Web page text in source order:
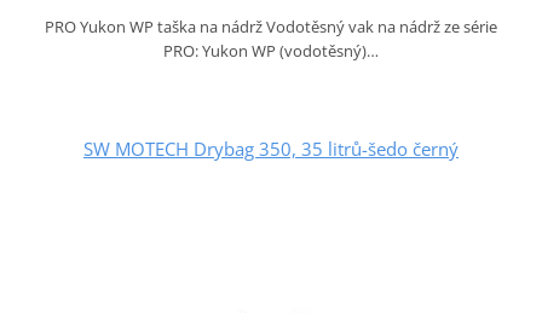
PRO Yukon WP taška na nádrž Vodotěsný vak na nádrž ze série
PRO: Yukon WP (vodotěsný)…
SW MOTECH Drybag 350, 35 litrů-šedo černý